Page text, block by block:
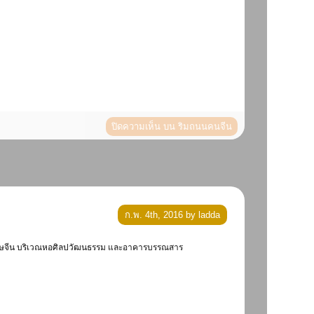
ปิดความเห็น บน ริมถนนคนจีน
ก.พ. 4th, 2016 by ladda
จีน บริเวณหอศิลปวัฒนธรรม และอาคารบรรณสาร